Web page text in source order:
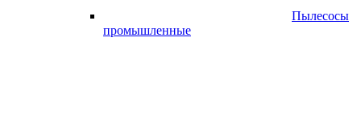
Пылесосы
промышленные